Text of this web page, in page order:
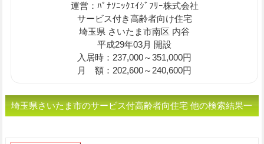
運営：ﾊﾟﾅｿﾆｯｸｴｲｼﾞﾌﾘｰ株式会社
サービス付き高齢者向け住宅
埼玉県 さいたま市南区 内谷
平成29年03月 開設
入居時：237,000～351,000円
月 額：202,600～240,600円
埼玉県さいたま市のサービス付高齢者向住宅 他の検索結果一